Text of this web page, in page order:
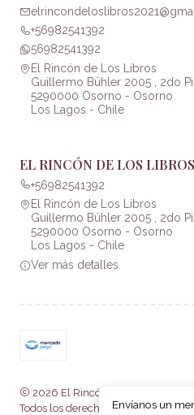
+56982541392
56982541392
El Rincón de Los Libros
Guillermo Bühler 2005 , 2do
5290000 Osorno - Osorno
Los Lagos - Chile
EL RINCÓN DE LOS LIBROS
+56982541392
El Rincón de Los Libros
Guillermo Bühler 2005 , 2do
5290000 Osorno - Osorno
Los Lagos - Chile
Ver más detalles
2026 El Rincón de Los Libros .
Todos los derechos reservados.
Envíanos un